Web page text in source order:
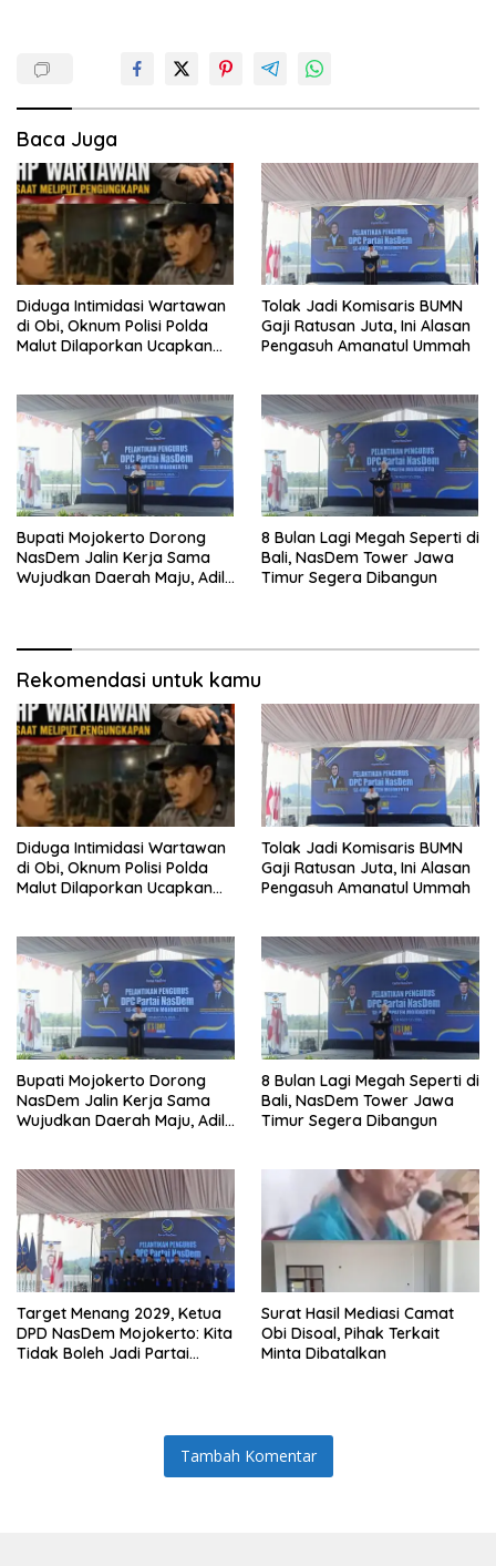
Baca Juga
Diduga Intimidasi Wartawan
di Obi, Oknum Polisi Polda
Malut Dilaporkan Ucapkan
Tolak Jadi Komisaris BUMN
Gaji Ratusan Juta, Ini Alasan
Pengasuh Amanatul Ummah
Bupati Mojokerto Dorong
NasDem Jalin Kerja Sama
Wujudkan Daerah Maju, Adil,
8 Bulan Lagi Megah Seperti di
Bali, NasDem Tower Jawa
Timur Segera Dibangun
Rekomendasi untuk kamu
Diduga Intimidasi Wartawan
di Obi, Oknum Polisi Polda
Malut Dilaporkan Ucapkan
Tolak Jadi Komisaris BUMN
Gaji Ratusan Juta, Ini Alasan
Pengasuh Amanatul Ummah
Bupati Mojokerto Dorong
NasDem Jalin Kerja Sama
Wujudkan Daerah Maju, Adil,
8 Bulan Lagi Megah Seperti di
Bali, NasDem Tower Jawa
Timur Segera Dibangun
Target Menang 2029, Ketua
DPD NasDem Mojokerto: Kita
Tidak Boleh Jadi Partai
Surat Hasil Mediasi Camat
Obi Disoal, Pihak Terkait
Minta Dibatalkan
Tambah Komentar